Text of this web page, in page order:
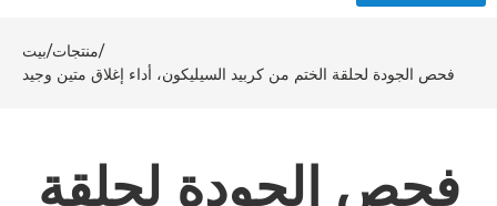
بيت/منتجات/
فحص الجودة لحلقة الختم من كربيد السيليكون، أداء إغلاق متين وجيد
فحص الجودة لحلقة